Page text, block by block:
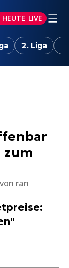
HEUTE LIVE
2. Liga
zum
von ran